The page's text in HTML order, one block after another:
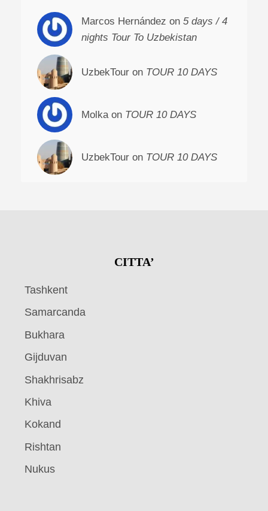
Marcos Hernández on 5 days / 4
nights Tour To Uzbekistan
UzbekTour on TOUR 10 DAYS
Molka on TOUR 10 DAYS
UzbekTour on TOUR 10 DAYS
CITTA’
Tashkent
Samarcanda
Bukhara
Gijduvan
Shakhrisabz
Khiva
Kokand
Rishtan
Nukus